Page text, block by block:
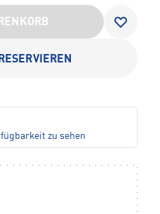
zu sehen